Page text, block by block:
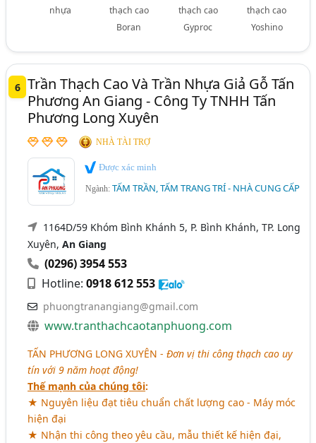
nhựa
thạch cao
Boran
thạch cao
Gyproc
thạch cao
Yoshino
6 Trần Thạch Cao Và Trần Nhựa Giả Gỗ Tấn
Phương An Giang - Công Ty TNHH Tấn
Phương Long Xuyên
NHÀ TÀI TRỢ
Được xác minh
Ngành:TẤM TRẦN, TẤM TRANG TRÍ - NHÀ CUNG CẤP
1164D/59 Khóm Bình Khánh 5, P. Bình Khánh, TP. Long
Xuyên,An Giang
(0296) 3954 553
Hotline:0918 612 553
phuongtranangiang@gmail.com
www.tranthachcaotanphuong.com
TẤN PHƯƠNG LONG XUYÊN -Đơn vị thi công thạch cao uy
tín với 9 năm hoạt động!
Thế mạnh của chúng tôi:
★ Nguyên liệu đạt tiêu chuẩn chất lượng cao - Máy móc
hiện đại
★ Nhận thi công theo yêu cầu, mẫu thiết kế hiện đại,